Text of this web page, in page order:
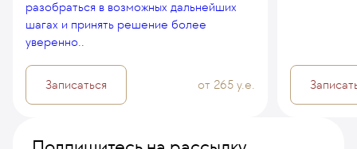
разобраться в возможных дальнейших
шагах и принять решение более
уверенно..
Записаться от 265 у.е.